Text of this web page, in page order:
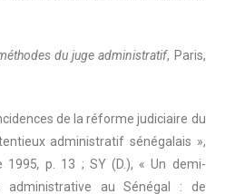
du juge administratif, Paris,
de la réforme judiciaire du
administratif sénégalais »,
1995,p. 13 ; SY (D.), « Un demi-
administrative au Sénégal : de